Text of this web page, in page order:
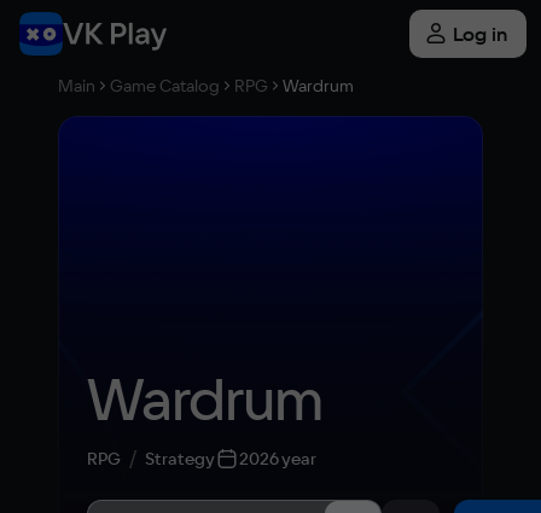
Log in
Main Game Catalog RPG Wardrum
Wardrum
RPG Strategy 2026 year